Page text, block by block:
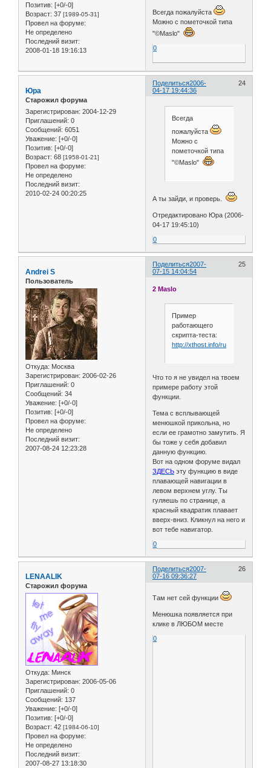
Позитив: [+0/-0]
Возраст: 37 [1989-05-31]
Провел на форуме:
Не определено
Последний визит:
2008-01-18 19:16:13
Всегда пожалуйста
Можно с пометочкой типа
"©Maslo"
0
Поделиться 24
2006-
04-17 19:44:36
Юра
Старожил форума
Зарегистрирован: 2004-12-29
Приглашений: 0
Сообщений: 6051
Уважение: [+0/-0]
Позитив: [+0/-0]
Возраст: 68 [1958-01-21]
Провел на форуме:
Не определено
Последний визит:
2010-02-24 00:20:25
Всегда
пожалуйста
Можно с
пометочкой типа
"©Maslo"
А ты зайди, и проверь.
Отредактировано Юра (2006-
04-17 19:45:10)
0
Поделиться 25
2007-
07-15 14:04:54
Andrei S
Пользователь
Откуда: Москва
Зарегистрирован: 2006-02-26
Приглашений: 0
Сообщений: 34
Уважение: [+0/-0]
Позитив: [+0/-0]
Провел на форуме:
Не определено
Последний визит:
2007-08-24 12:23:28
2 Maslo
Пример
работающего
скрипта-теста:
http://xthost.info/ruhelp/test1.html
Что то я не увидел на твоем
примере работу этой
функции.
Тема с всплывающей
менюшкой прикольна, но
если ее грамотно замутить. Я
бы тоже у себя добавил
данную функцию.
Вот на одном форуме видал
ЗДЕСЬ эту функцию в виде
плавающей навигации в
левом верхнем углу. Ты
гуляешь по странице, а
красный квадратик плавает
вверх-вниз. Кликнул на него и
вот тебе навигатор.
0
Поделиться 26
2007-
07-16 09:36:27
LENAALIK
Старожил форума
Откуда: Минск
Зарегистрирован: 2006-05-06
Приглашений: 0
Сообщений: 137
Уважение: [+0/-0]
Позитив: [+0/-0]
Возраст: 42 [1984-06-10]
Провел на форуме:
Не определено
Последний визит:
2007-08-27 13:18:30
Там нет сей функции
Менюшка появляется при
клике в ЛЮБОМ месте
0